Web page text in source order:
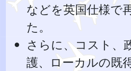
などを英国仕様で
た。
さらに、コスト、
護、ローカルの既